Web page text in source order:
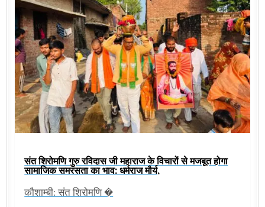
संत शिरोमणि गुरु रविदास जी महाराज के विचारों से मजबूत होगा
सामाजिक समरसता का भाव: धर्मराज मौर्य,
कौशाम्बी: संत शिरोमणि �